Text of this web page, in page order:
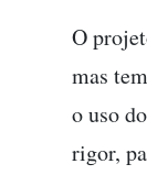
O
mas
o uso
rigor,